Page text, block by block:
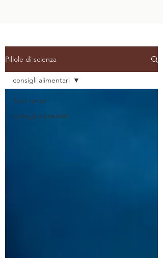
Pillole di scienza
Tutti i post
consigli alimentari
consigli alimentari